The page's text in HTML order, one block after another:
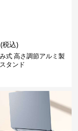
(税込)
式 高さ調節アルミ製
タンド